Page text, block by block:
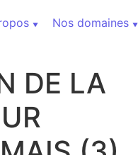
Nos domaines
DE LA